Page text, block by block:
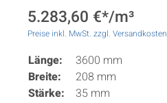
5.283,60 €*/m³
Preise inkl. MwSt. zzgl. Versandkosten
Länge:
3600 mm
Breite:
208 mm
Stärke:
35 mm